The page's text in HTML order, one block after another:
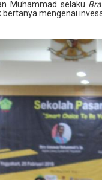
Muhammad selaku
mengenai